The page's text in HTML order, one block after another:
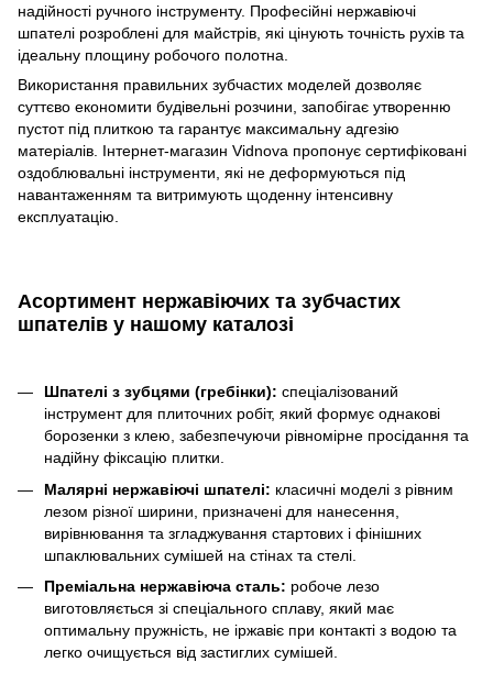
надійності ручного інструменту. Професійні нержавіючі
шпателі розроблені для майстрів, які цінують точність рухів та
ідеальну площину робочого полотна.
Використання правильних зубчастих моделей дозволяє
суттєво економити будівельні розчини, запобігає утворенню
пустот під плиткою та гарантує максимальну адгезію
матеріалів. Інтернет-магазин Vidnova пропонує сертифіковані
оздоблювальні інструменти, які не деформуються під
навантаженням та витримують щоденну інтенсивну
експлуатацію.
Асортимент нержавіючих та зубчастих
шпателів у нашому каталозі
Шпателі з зубцями (гребінки): спеціалізований
інструмент для плиточних робіт, який формує однакові
борозенки з клею, забезпечуючи рівномірне просідання та
надійну фіксацію плитки.
Малярні нержавіючі шпателі: класичні моделі з рівним
лезом різної ширини, призначені для нанесення,
вирівнювання та згладжування стартових і фінішних
шпаклювальних сумішей на стінах та стелі.
Преміальна нержавіюча сталь: робоче лезо
виготовляється зі спеціального сплаву, який має
оптимальну пружність, не іржавіє при контакті з водою та
легко очищується від застиглих сумішей.